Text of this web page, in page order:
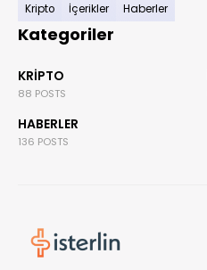
Kripto İçerikler Haberler
Kategoriler
KRIPTO
88 POSTS
HABERLER
136 POSTS